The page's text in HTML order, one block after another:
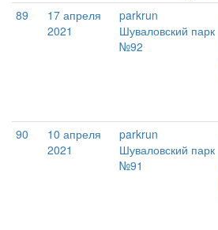
89
17 апреля
2021
parkrun
Шуваловский парк
№92
90
10 апреля
2021
parkrun
Шуваловский парк
№91